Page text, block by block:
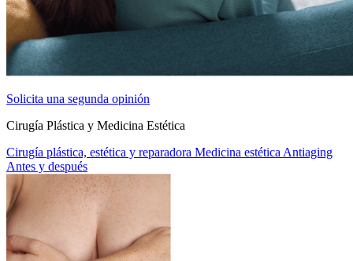
Solicita una segunda opinión
Cirugía Plástica y Medicina Estética
Cirugía plástica, estética y reparadora Medicina estética Antiaging
Antes y después